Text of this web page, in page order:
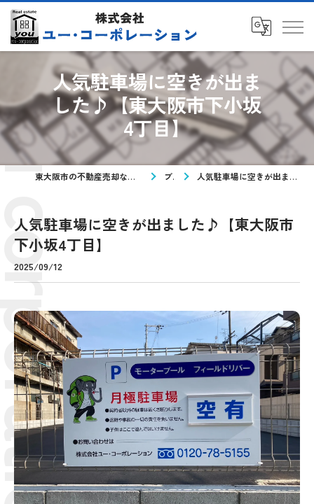
人気駐車場に空きが出ま
した♪【東大阪市下小坂
4丁目】
東大阪市の不動産売却なら株式会社ユー・コーポレーション ブログ 人気駐車場に空きが出ました♪【東大阪市下小坂4丁目】
人気駐車場に空きが出ました♪【東大阪市
下小坂4丁目】
2025/09/12